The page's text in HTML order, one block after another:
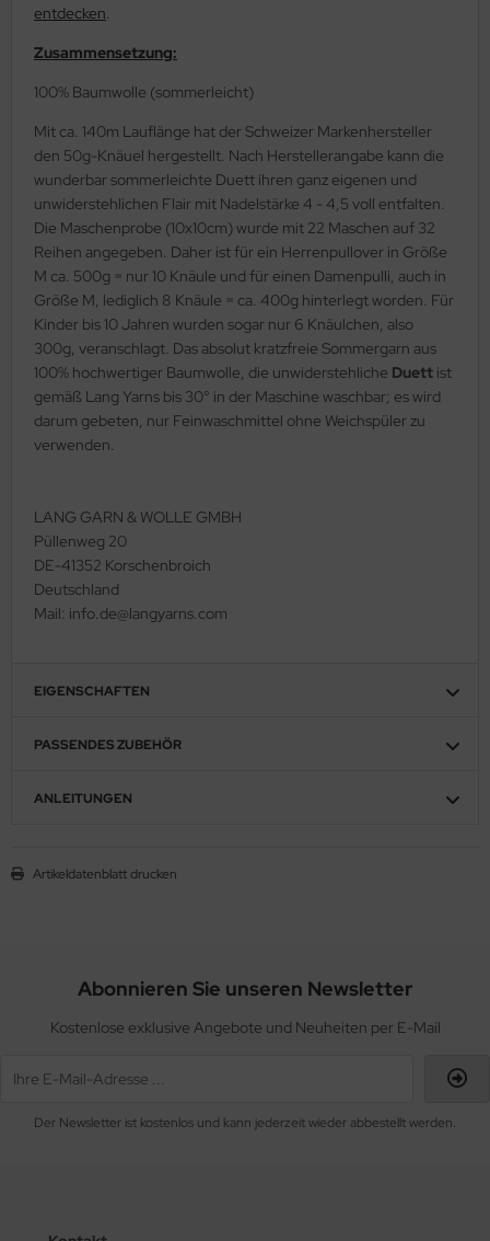
entdecken.
Zusammensetzung:
100% Baumwolle (sommerleicht)
Mit ca. 140m Lauflänge hat der Schweizer Markenhersteller
den 50g-Knäuel hergestellt. Nach Herstellerangabe kann die
wunderbar sommerleichte Duett ihren ganz eigenen und
unwiderstehlichen Flair mit Nadelstärke 4 - 4,5 voll entfalten.
Die Maschenprobe (10x10cm) wurde mit 22 Maschen auf 32
Reihen angegeben. Daher ist für ein Herrenpullover in Größe
M ca. 500g = nur 10 Knäule und für einen Damenpulli, auch in
Größe M, lediglich 8 Knäule = ca. 400g hinterlegt worden. Für
Kinder bis 10 Jahren wurden sogar nur 6 Knäulchen, also
300g, veranschlagt. Das absolut kratzfreie Sommergarn aus
100% hochwertiger Baumwolle, die unwiderstehliche Duett ist
gemäß Lang Yarns bis 30° in der Maschine waschbar; es wird
darum gebeten, nur Feinwaschmittel ohne Weichspüler zu
verwenden.
LANG GARN & WOLLE GMBH
Püllenweg 20
DE-41352 Korschenbroich
Deutschland
Mail: info.de@langyarns.com
EIGENSCHAFTEN
PASSENDES ZUBEHÖR
ANLEITUNGEN
Artikeldatenblatt drucken
Abonnieren Sie unseren Newsletter
Kostenlose exklusive Angebote und Neuheiten per E-Mail
Der Newsletter ist kostenlos und kann jederzeit wieder abbestellt werden.